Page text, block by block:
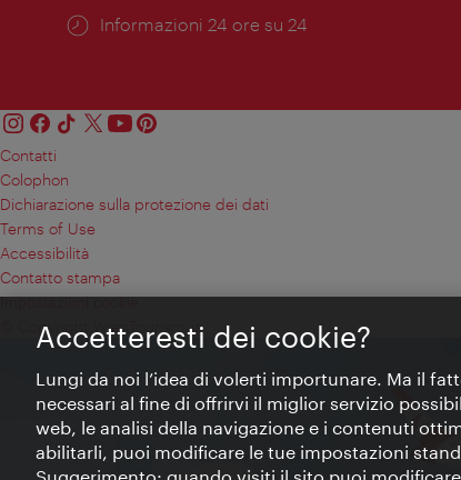
Öffnungszeiten:
Informazioni 24 ore su 24
Contatti
Colophon
Dichiarazione sulla protezione dei dati
Terms of Use
Accessibilità
Contatto stampa
Impostazioni cookie
© Copyright WienTourismus
Accetteresti dei cookie?
Lungi da noi l’idea di volerti importunare. Ma il
necessari al fine di offrirvi il miglior servizio
web, le analisi della navigazione e i contenuti
abilitarli, puoi modificare le tue impostazioni